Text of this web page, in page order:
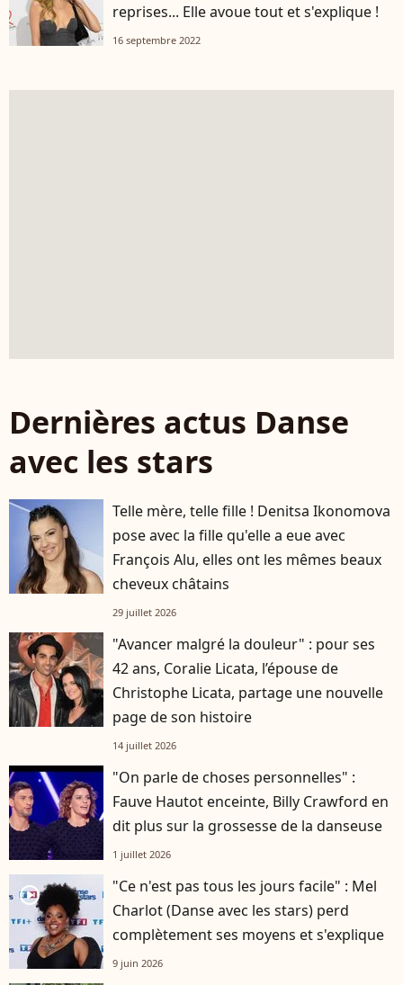
reprises... Elle avoue tout et s'explique !
16 septembre 2022
Dernières actus Danse
avec les stars
Telle mère, telle fille ! Denitsa Ikonomova
pose avec la fille qu'elle a eue avec
François Alu, elles ont les mêmes beaux
cheveux châtains
29 juillet 2026
"Avancer malgré la douleur" : pour ses
42 ans, Coralie Licata, l’épouse de
Christophe Licata, partage une nouvelle
page de son histoire
14 juillet 2026
"On parle de choses personnelles" :
Fauve Hautot enceinte, Billy Crawford en
dit plus sur la grossesse de la danseuse
1 juillet 2026
player2
"Ce n'est pas tous les jours facile" : Mel
Charlot (Danse avec les stars) perd
complètement ses moyens et s'explique
9 juin 2026